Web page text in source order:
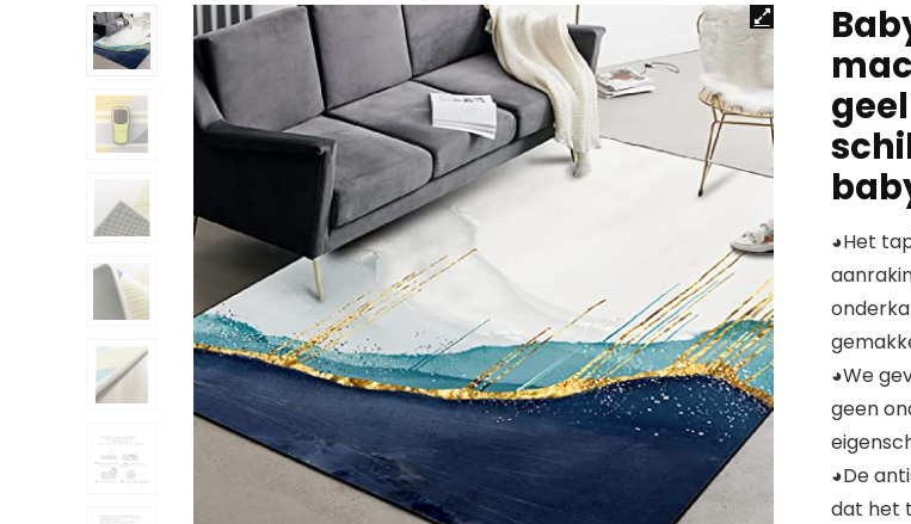
◕Het
◕We
geen
◕De
dat het